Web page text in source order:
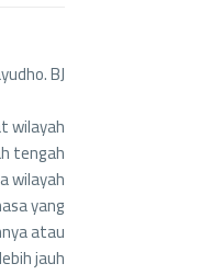
BJ *)
wilayah
tengah
wilayah
yang
atau
jauh.